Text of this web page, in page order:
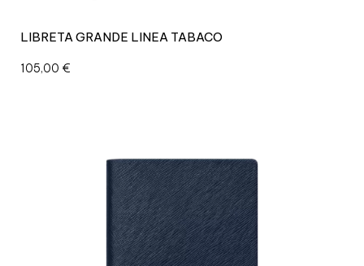
LIBRETA GRANDE LINEA TABACO
105,00 €